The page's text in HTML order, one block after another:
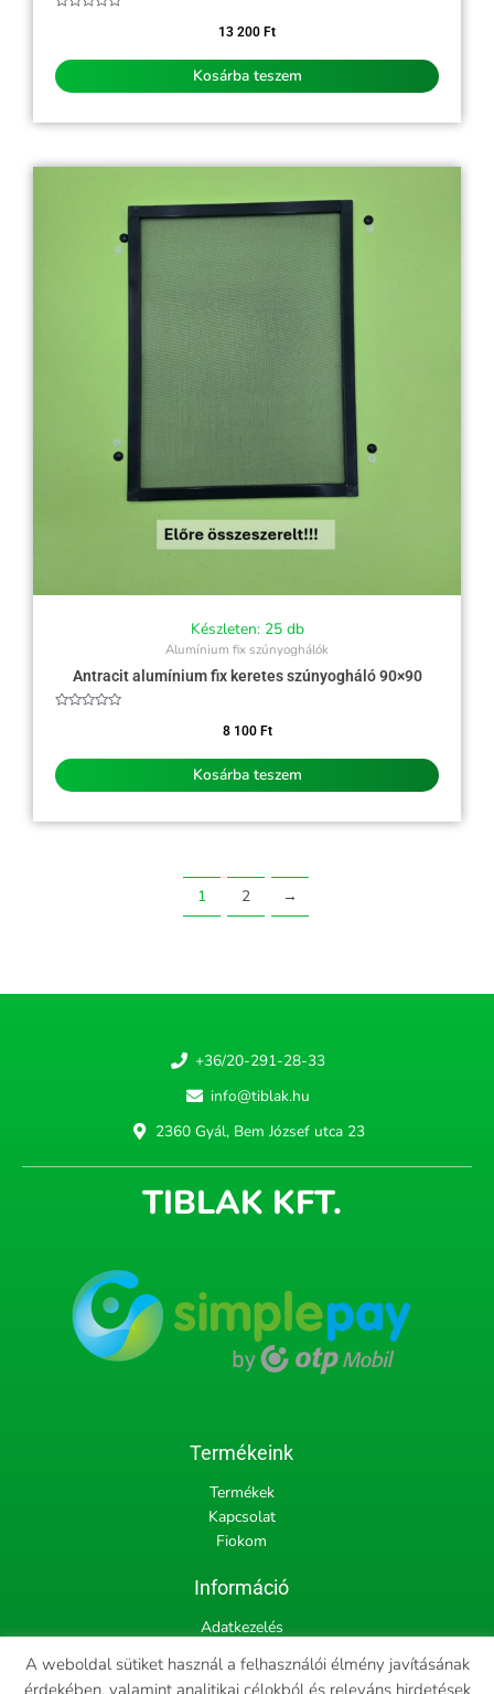
13 200 Ft
Kosárba teszem
Készleten: 25 db
Alumínium fix szúnyoghálók
Antracit alumínium fix keretes szúnyogháló 90×90
8 100 Ft
Kosárba teszem
1 2 →
+36/20-291-28-33
info@tiblak.hu
2360 Gyál, Bem József utca 23
TIBLAK KFT.
Termékeink
Termékek
Kapcsolat
Fiokom
Információ
Adatkezelés
Fizetés
A weboldal sütiket használ a felhasználói élmény javításának
érdekében, valamint analitikai célokból és releváns hirdetések